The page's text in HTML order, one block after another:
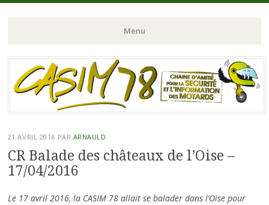
Menu
Aller
au
contenu
21 AVRIL 2016 PAR ARNAULD
CR Balade des châteaux de l’Oise –
17/04/2016
Le 17 avril 2016, la CASIM 78 allait se balader dans l’Oise pour